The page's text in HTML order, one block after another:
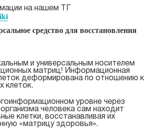
на нашем ТГ
средство для восстановления
и универсальным носителем
матриц! Информационная
деформирована по отношению к
клеток.
уровне через
человека сам находит
клетки, восстанавливая их
«матрицу здоровья».